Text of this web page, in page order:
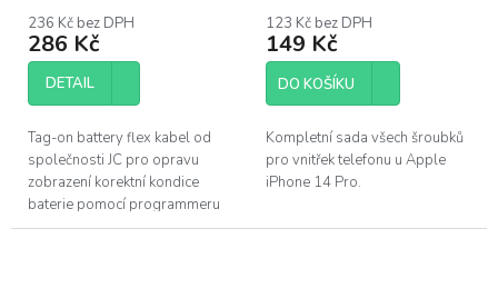
236 Kč bez DPH
286 Kč
DETAIL
Tag-on battery flex kabel od
společnosti JC pro opravu
zobrazení korektní kondice
baterie pomocí programmeru
V1S po výměně baterie. Pouze
123 Kč bez DPH
149 Kč
DO KOŠÍKU
Kompletní sada všech šroubků
pro vnitřek telefonu u Apple
iPhone 14 Pro.